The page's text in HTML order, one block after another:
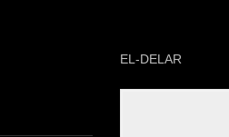
EL-DELAR